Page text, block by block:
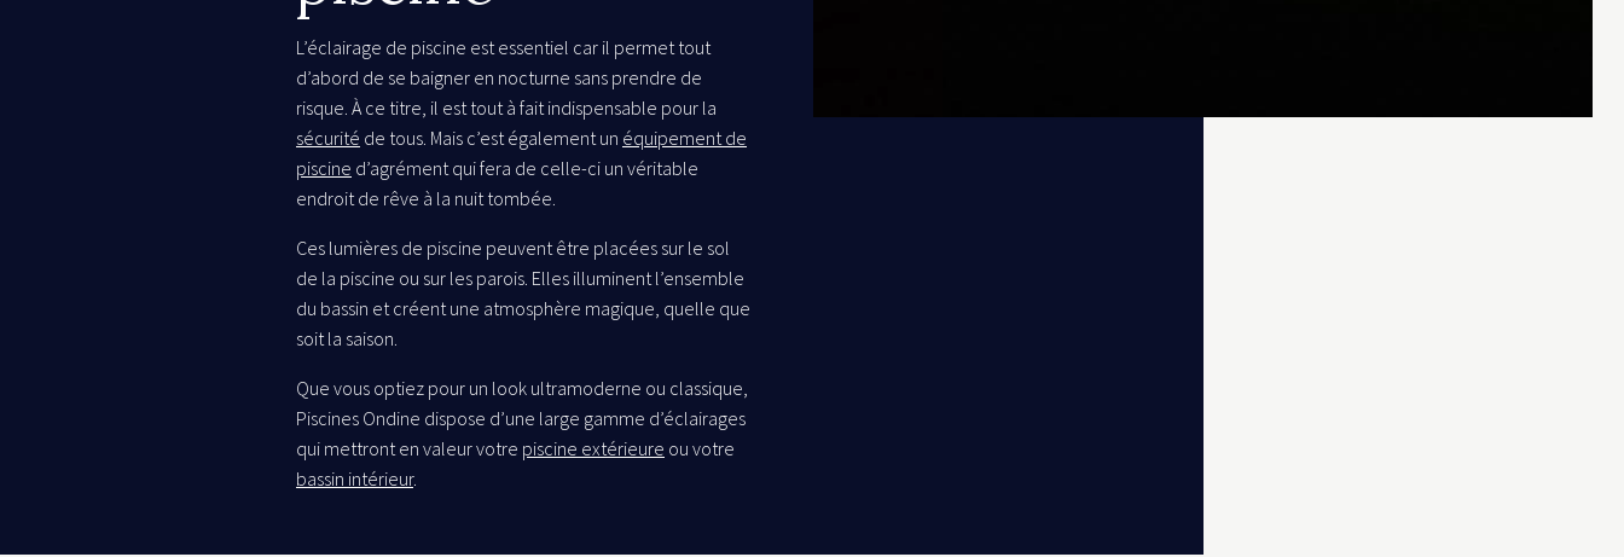
L’éclairage de piscine est essentiel car il permet tout
d’abord de se baigner en nocturne sans prendre de
risque. À ce titre, il est tout à fait indispensable pour la
sécurité de tous. Mais c’est également un équipement de
piscine d’agrément qui fera de celle-ci un véritable
endroit de rêve à la nuit tombée.
Ces lumières de piscine peuvent être placées sur le sol
de la piscine ou sur les parois. Elles illuminent l’ensemble
du bassin et créent une atmosphère magique, quelle que
soit la saison.
Que vous optiez pour un look ultramoderne ou classique,
Piscines Ondine dispose d’une large gamme d’éclairages
qui mettront en valeur votre piscine extérieure ou votre
bassin intérieur.